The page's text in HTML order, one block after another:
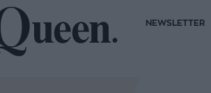
NEWSLETTER